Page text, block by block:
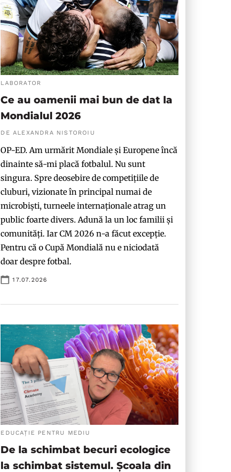
LABORATOR
Ce au oamenii mai bun de dat la
Mondialul 2026
DE ALEXANDRA NISTOROIU
OP-ED. Am urmărit Mondiale și Europene încă
dinainte să-mi placă fotbalul. Nu sunt
singura. Spre deosebire de competițiile de
cluburi, vizionate în principal numai de
microbiști, turneele internaționale atrag un
public foarte divers. Adună la un loc familii și
comunități. Iar CM 2026 n-a făcut excepție.
Pentru că o Cupă Mondială nu e niciodată
doar despre fotbal.
17.07.2026
EDUCAȚIE PENTRU MEDIU
De la schimbat becuri ecologice
la schimbat sistemul. Școala din